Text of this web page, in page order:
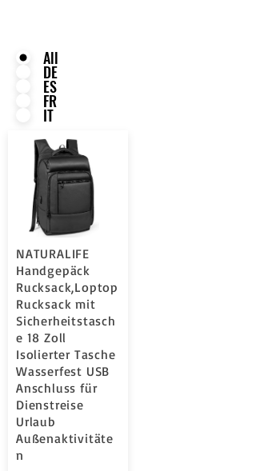
All
DE
ES
FR
IT
NATURALIFE
Handgepäck
Rucksack,Loptop
Rucksack mit
Sicherheitstasch
e 18 Zoll
Isolierter Tasche
Wasserfest USB
Anschluss für
Dienstreise
Urlaub
Außenaktivitäte
n